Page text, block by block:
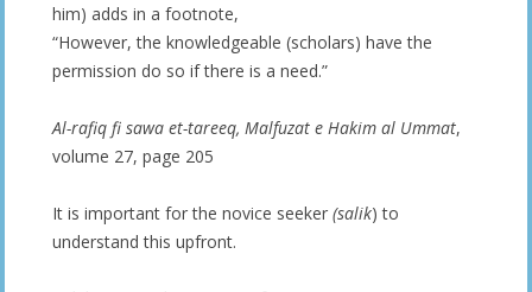
him) adds in a footnote,
“However, the knowledgeable (scholars) have the
permission do so if there is a need.”
Al-rafiq fi sawa et-tareeq, Malfuzat e Hakim al Ummat,
volume 27, page 205
It is important for the novice seeker (salik) to
understand this upfront.